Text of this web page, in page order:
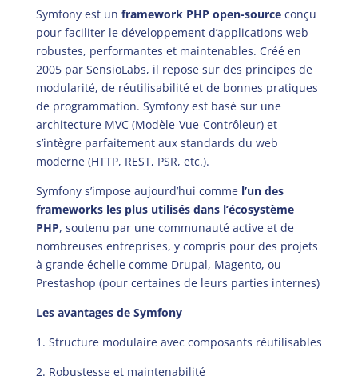
Symfony est un framework PHP open-sourceconçu
pour faciliter le développement d’applications web
robustes, performantes et maintenables. Créé en
2005 par SensioLabs, il repose sur des principes de
modularité, de réutilisabilité et de bonnes pratiques
de programmation. Symfony est basé sur une
architecture MVC (Modèle-Vue-Contrôleur) et
s’intègre parfaitement aux standards du web
moderne (HTTP, REST, PSR, etc.).
Symfony s’impose aujourd’hui comme l’un des
frameworks les plus utilisés dans l’écosystème
PHP, soutenu par une communauté active et de
nombreuses entreprises, y compris pour des projets
à grande échelle comme Drupal, Magento, ou
Prestashop (pour certaines de leurs parties internes)
Les avantages de Symfony
1. Structure modulaire avec composants réutilisables
2. Robustesse et maintenabilité